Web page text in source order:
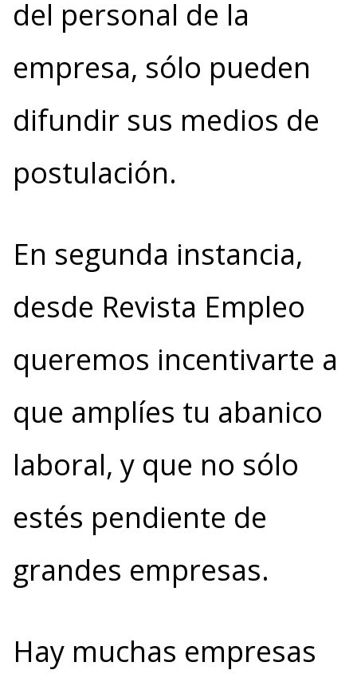
del personal de la
empresa, sólo pueden
difundir sus medios de
postulación.
En segunda instancia,
desde Revista Empleo
queremos incentivarte a
que amplíes tu abanico
laboral, y que no sólo
estés pendiente de
grandes empresas.
Hay muchas empresas